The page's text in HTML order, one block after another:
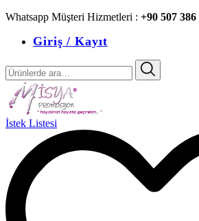
Whatsapp Müşteri Hizmetleri : +90 507 386
Giriş / Kayıt
Ara:
İstek Listesi